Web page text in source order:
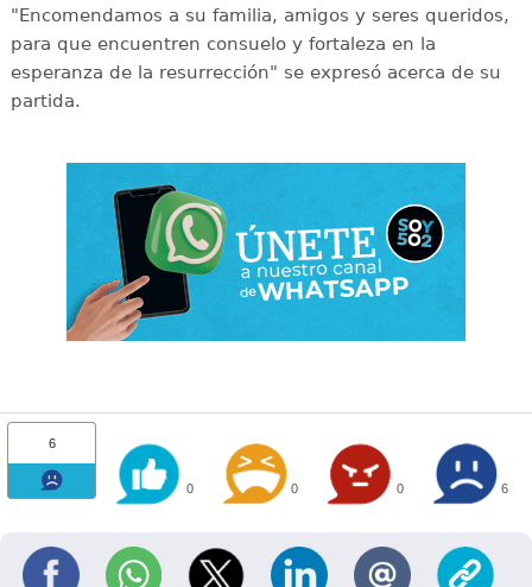
"Encomendamos a su familia, amigos y seres queridos,
para que encuentren consuelo y fortaleza en la
esperanza de la resurrección" se expresó acerca de su
partida.
6
0 0 0 6